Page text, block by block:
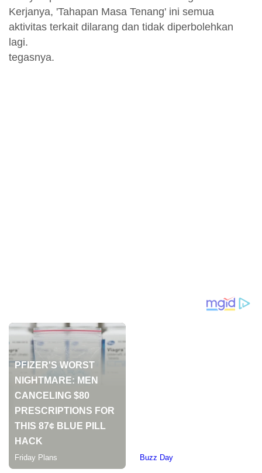
Kerjanya, 'Tahapan Masa Tenang' ini semua
aktivitas terkait dilarang dan tidak diperbolehkan
lagi.
tegasnya.